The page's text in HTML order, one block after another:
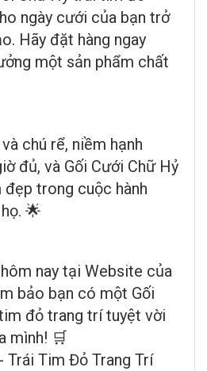
ngày cưới của bạn trở
Hãy đặt hàng ngay
một sản phẩm chất
chú rể, niềm hạnh
đủ, và Gối Cưới Chữ Hỷ
trong cuộc hành
🌟
nay tại Website của
bảo bạn có một Gối
đỏ trang trí tuyệt vời
mình! 🛒
Trái Tim Đỏ Trang Trí